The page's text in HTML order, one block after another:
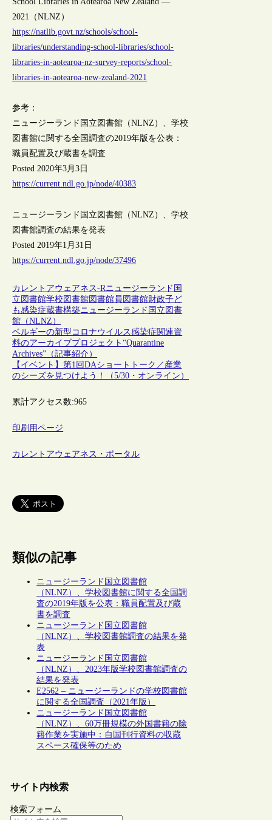
2021（NLNZ）
https://natlib.govt.nz/schools/school-
libraries/understanding-school-libraries/school-
libraries-in-aotearoa-nz-survey-reports/school-
libraries-in-aotearoa-new-zealand-2021
参考：
ニュージーランド国立図書館（NLNZ）、学校
図書館に関する全国調査の2019年版を公表：
職員配置及び蔵書を調査
Posted 2020年3月3日
https://current.ndl.go.jp/node/40383
ニュージーランド国立図書館（NLNZ）、学校
図書館調査の結果を発表
Posted 2019年1月31日
https://current.ndl.go.jp/node/37496
カレントアウェアネス-Rニュージーランド 国
立図書館学校図書館図書館員 図書館財政子ど
も感染症蔵書構築ニュージーランド国立図書
館（NLNZ）
ベルギーの新型コロナウイルス感染症関連資
料のアーカイブプロジェクト“Quarantine
Archives”（記事紹介）
【イベント】第1回DAショートトーク／産業
のシーズを見つけよう！（5/30・オンライン）
累計アクセス数:965
印刷用ページ
カレントアウェアネス・ポータル
類似の記事
ニュージーランド国立図書館
（NLNZ）、学校図書館に関する全国調
査の2019年版を公表：職員配置及び蔵
書を調査
ニュージーランド国立図書館
（NLNZ）、学校図書館調査の結果を発
表
ニュージーランド国立図書館
（NLNZ）、2023年版学校図書館調査の
結果を発表
E2562 – ニュージーランドの学校図書館
に関する全国調査（2021年版）
ニュージーランド国立図書館
（NLNZ）、60万冊規模の外国書籍の除
籍作業を実施中：自国刊行資料の収蔵
スペース確保等のため
サイト内検索
検索フォーム